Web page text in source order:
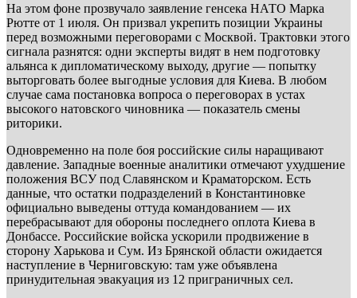
На этом фоне прозвучало заявление генсека НАТО Марка
Рютте от 1 июля. Он призвал укрепить позиции Украины
перед возможными переговорами с Москвой. Трактовки этого
сигнала разнятся: одни эксперты видят в нем подготовку
альянса к дипломатическому выходу, другие — попытку
выторговать более выгодные условия для Киева. В любом
случае сама постановка вопроса о переговорах в устах
высокого натовского чиновника — показатель смены
риторики.
Одновременно на поле боя российские силы наращивают
давление. Западные военные аналитики отмечают ухудшение
положения ВСУ под Славянском и Краматорском. Есть
данные, что остатки подразделений в Константиновке
официально выведены оттуда командованием — их
перебрасывают для обороны последнего оплота Киева в
Донбассе. Российские войска ускорили продвижение в
сторону Харькова и Сум. Из Брянской области ожидается
наступление в Черниговскую: там уже объявлена
принудительная эвакуация из 12 приграничных сел.